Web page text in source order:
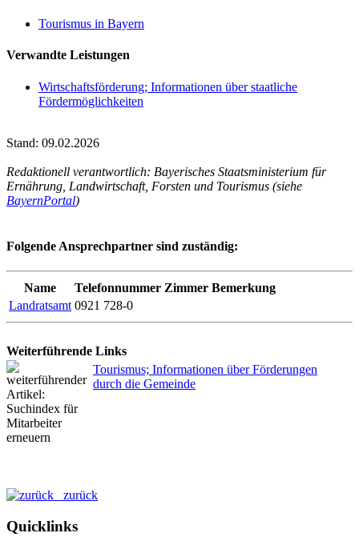
Tourismus in Bayern
Verwandte Leistungen
Wirtschaftsförderung; Informationen über staatliche
Fördermöglichkeiten
Stand: 09.02.2026
Redaktionell verantwortlich: Bayerisches Staatsministerium für
Ernährung, Landwirtschaft, Forsten und Tourismus (siehe
BayernPortal)
Folgende Ansprechpartner sind zuständig:
Name Telefonnummer Zimmer Bemerkung
Landratsamt 0921 728-0
Weiterführende Links
Tourismus; Informationen über Förderungen
durch die Gemeinde
zurück
Quicklinks